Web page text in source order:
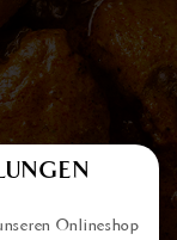
Onlineshop